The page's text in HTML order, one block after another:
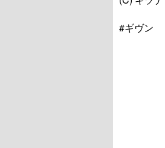
#ギヴン